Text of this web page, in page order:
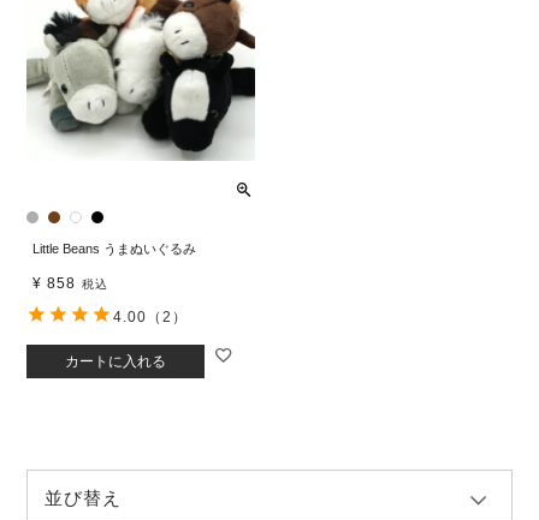
Little Beans うまぬいぐるみ
¥ 858 税込
カートに入れる
4.00 （2）
並び替え